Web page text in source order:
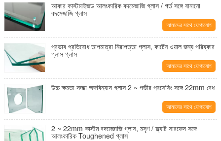
আকার কাস্টমাইজড আলংকারিক বদমেজাজি গ্লাস / গর্ত সঙ্গে বানানো
বদমেজাজি গ্লাস
আমাদের সাথে যোগাযোগ
করুন
প্রভাব প্রতিরোধ তাপমাত্রা নিরাপত্তা গ্লাস, কার্টেন ওয়াল জন্য পরিষ্কার
গ্লাস গ্লাস
আমাদের সাথে যোগাযোগ
করুন
উচ্চ ক্ষমতা সজ্জা অঙ্গবিন্যাস গ্লাস 2 ~ গভীর প্রসেসিং সঙ্গে 22mm বেধ
আমাদের সাথে যোগাযোগ
করুন
2 ~ 22mm কাস্টম বদমেজাজি গ্লাস, মসৃণ / ফ্ল্যাট সারফেস সঙ্গে
আলংকারিক Toughened গ্লাস